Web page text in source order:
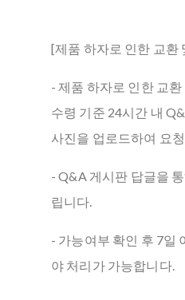
[제품 하자로 인한 교환
- 제품 하자로 인한 교
수령 기준 24시간 내
사진을 업로드하여 요
- Q&A 게시판 답글을
립니다.
- 가능여부 확인 후 7일
야 처리가 가능합니다.